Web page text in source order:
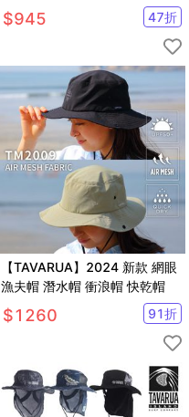
邊【SV61167】BO雜貨
$945 47折
【TAVARUA】2024 新款 網眼
漁夫帽 潛水帽 衝浪帽 快乾帽
$1260 91折